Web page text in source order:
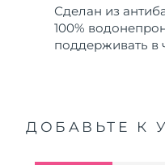
Сделан из
100%
поддерживать в
ДОБАВЬТЕ К